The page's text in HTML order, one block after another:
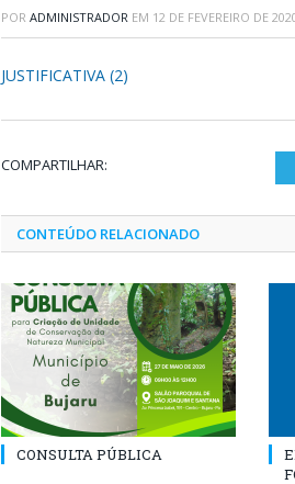
POR ADMINISTRADOR EM 12 DE FEVEREIRO DE
JUSTIFICATIVA (2)
COMPARTILHAR:
CONTEÚDO RELACIONADO
CONSULTA PÚBLICA